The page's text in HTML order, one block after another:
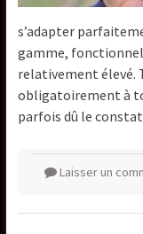
s’adapter
gamme,
relativement élevé.
obligatoirement à
parfois dû le
Laisser un